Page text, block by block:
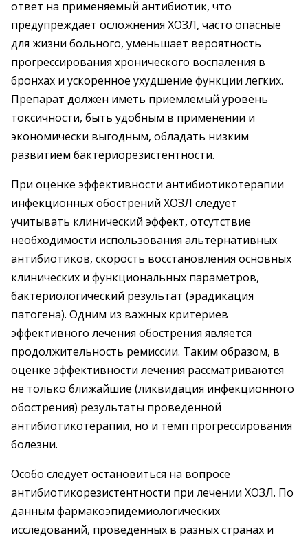
ответ на применяемый антибиотик, что
предупреждает осложнения ХОЗЛ, часто опасные
для жизни больного, уменьшает вероятность
прогрессирования хронического воспаления в
бронхах и ускоренное ухудшение функции легких.
Препарат должен иметь приемлемый уровень
токсичности, быть удобным в применении и
экономически выгодным, обладать низким
развитием бактериорезистентности.
При оценке эффективности антибиотикотерапии
инфекционных обострений ХОЗЛ следует
учитывать клинический эффект, отсутствие
необходимости использования альтернативных
антибиотиков, скорость восстановления основных
клинических и функциональных параметров,
бактериологический результат (эрадикация
патогена). Одним из важных критериев
эффективного лечения обострения является
продолжительность ремиссии. Таким образом, в
оценке эффективности лечения рассматриваются
не только ближайшие (ликвидация инфекционного
обострения) результаты проведенной
антибиотикотерапии, но и темп прогрессирования
болезни.
Особо следует остановиться на вопросе
антибиотикорезистентности при лечении ХОЗЛ. По
данным фармакоэпидемиологических
исследований, проведенных в разных странах и